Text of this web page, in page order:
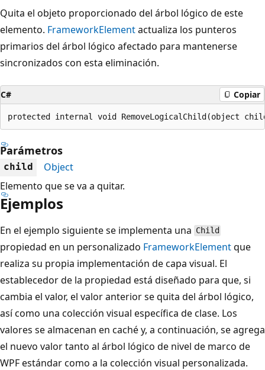
Quita el objeto proporcionado del árbol lógico de este
elemento. FrameworkElementactualiza los punteros
primarios del árbol lógico afectado para mantenerse
sincronizados con esta eliminación.
C# Copiar
protected internal void RemoveLogicalChild(object
Parámetros
child
Object
Elemento que se va a quitar.
Ejemplos
En el ejemplo siguiente se implementa una Child
propiedad en un personalizado FrameworkElementque
realiza su propia implementación de capa visual. El
establecedor de la propiedad está diseñado para que, si
cambia el valor, el valor anterior se quita del árbol lógico,
así como una colección visual específica de clase. Los
valores se almacenan en caché y, a continuación, se agrega
el nuevo valor tanto al árbol lógico de nivel de marco de
WPF estándar como a la colección visual personalizada.